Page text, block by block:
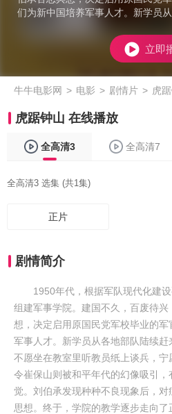
们为新中国培养军事人才。新学员
立即
牛牛电影网 > 电影 > 剧情片 > 虎
虎踞钟山 在线播放
全高清3 全高清7
全高清3 选集 (共1集)
正片
剧情简介
1950年代，根据军队现代化建
组建军事学院。建国不久，百废待
想，决定启用原国民党军校毕业的
军事人才。新学员从各地部队陆续
不愿坐在教室里听教员纸上谈兵，
令崔保山则被和平年代的幻像吸引
觉。刘伯承发现种种不良现象后，
思想。终于，学院的教学逐步走向